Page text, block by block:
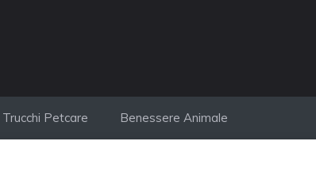
Trucchi Petcare Benessere Animale